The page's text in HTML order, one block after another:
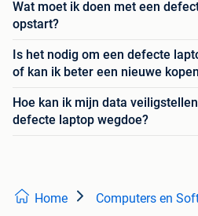
Wat moet ik doen met een
opstart?
Is het nodig om een defecte
of kan ik beter een nieuwe
Hoe kan ik mijn data
defecte laptop wegdoe?
Home Computers en